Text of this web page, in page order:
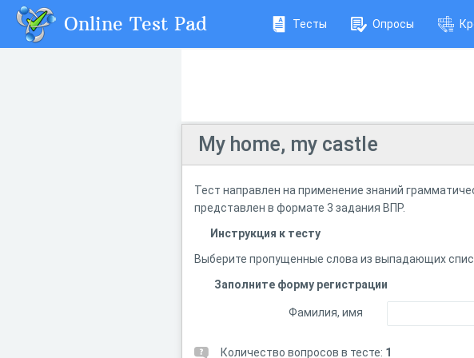
Online Test Pad Тесты Опросы
My home, my castle
Тест направлен на применение знаний
представлен в формате 3 задания ВПР.
Инструкция к тесту
Выберите пропущенные слова из выпадающих
Заполните форму регистрации
Фамилия, имя
Количество вопросов в тесте: 1